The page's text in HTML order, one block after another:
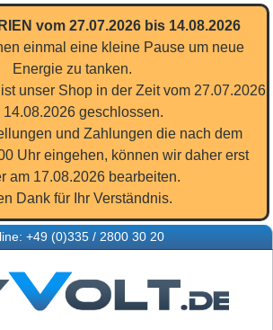
vom 27.07.2026 bis 14.08.2026
einmal eine kleine Pause um neue
Energie zu tanken.
unser Shop in der Zeit vom 27.07.2026
14.08.2026 geschlossen.
und Zahlungen die nach dem
Uhr eingehen, können wir daher erst
am 17.08.2026 bearbeiten.
Dank für Ihr Verständnis.
+49 (0)335 / 2800 30 20